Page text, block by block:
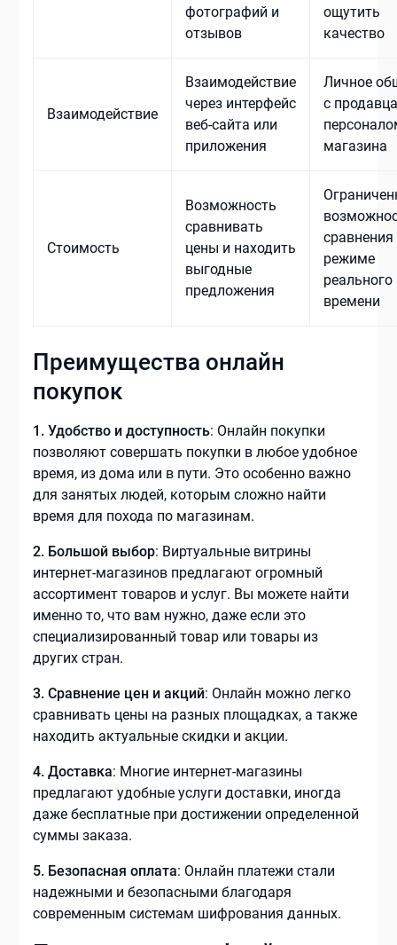
фотографий и
отзывов
ощутить
качество
Взаимодействие
Взаимодействие
через интерфейс
веб-сайта или
приложения
Личное
с
магазина
Стоимость
Возможность
сравнивать
цены и находить
выгодные
предложения
сравнения
режиме
реального
времени
Преимущества онлайн
покупок
1. Удобство и доступность: Онлайн покупки
позволяют совершать покупки в любое удобное
время, из дома или в пути. Это особенно важно
для занятых людей, которым сложно найти
время для похода по магазинам.
2. Большой выбор: Виртуальные витрины
интернет-магазинов предлагают огромный
ассортимент товаров и услуг. Вы можете найти
именно то, что вам нужно, даже если это
специализированный товар или товары из
других стран.
3. Сравнение цен и акций: Онлайн можно легко
сравнивать цены на разных площадках, а также
находить актуальные скидки и акции.
4. Доставка: Многие интернет-магазины
предлагают удобные услуги доставки, иногда
даже бесплатные при достижении определенной
суммы заказа.
5. Безопасная оплата: Онлайн платежи стали
надежными и безопасными благодаря
современным системам шифрования данных.